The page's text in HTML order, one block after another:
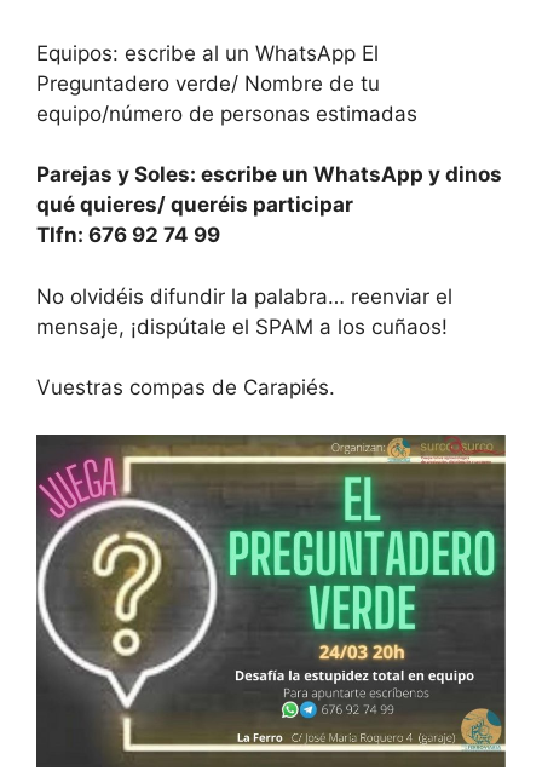
Equipos: escribe al un WhatsApp El
Preguntadero verde/ Nombre de tu
equipo/número de personas estimadas
Parejas y Soles: escribe un WhatsApp y dinos
qué quieres/ queréis participar
Tlfn: 676 92 74 99
No olvidéis difundir la palabra… reenviar el
mensaje, ¡dispútale el SPAM a los cuñaos!
Vuestras compas de Carapiés.